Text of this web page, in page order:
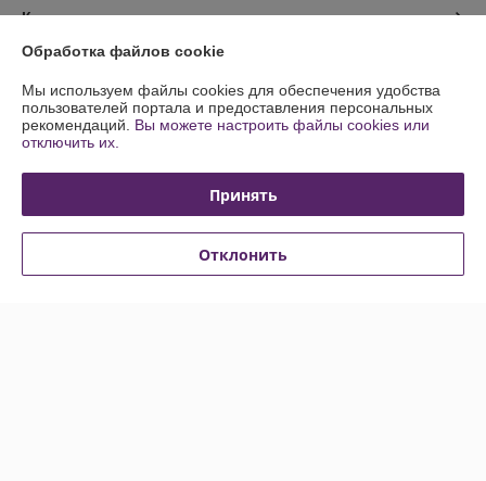
Контакты
График работы
Полная версия сайта
Политика обработки cookies
Сайт создан на платформе Deal.by
Обработка файлов cookie
Мы используем файлы cookies для обеспечения удобства
пользователей портала и предоставления персональных
рекомендаций. Вы можете настроить файлы cookies или
отключить их.
Принять
Отклонить